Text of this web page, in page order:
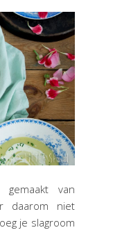
van
daarom niet
je slagroom